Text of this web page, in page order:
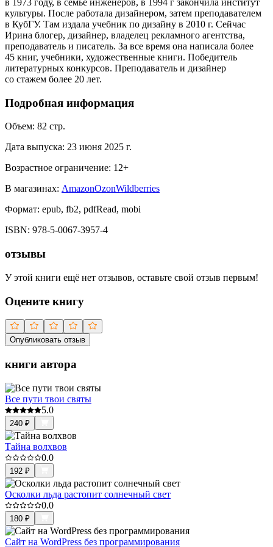
в 1973 году, в семье инженеров, в 1994 г закончила институт
культуры. После работала дизайнером, затем преподавателем
в КубГУ. Там издала учебник по дизайну в 2010 г. Сейчас
Ирина блогер, дизайнер, владелец рекламного агентства,
преподаватель и писатель. За все время она написала более
45 книг, учебники, художественные книги. Победитель
литературных конкурсов. Преподаватель и дизайнер
со стажем более 20 лет.
Подробная информация
Объем: 82 стр.
Дата выпуска: 23 июня 2025 г.
Возрастное ограничение: 12+
В магазинах: AmazonOzonWildberries
Формат: epub, fb2, pdfRead, mobi
ISBN: 978-5-0067-3957-4
отзывы
У этой книги ещё нет отзывов, оставьте свой отзыв первым!
Оцените книгу
Опубликовать отзыв
книги автора
Все пути твои святы
5.0
240 ₽
Тайна волхвов
0.0
192 ₽
Осколки льда растопит солнечный свет
0.0
180 ₽
Сайт на WordPress без программирования